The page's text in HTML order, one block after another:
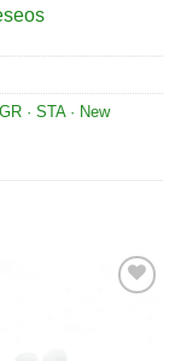
· STA · New